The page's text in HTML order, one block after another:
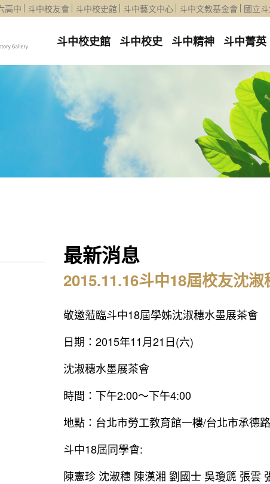
高中 斗中校友會 斗中校史館 斗中藝文中心 斗中文教基金會 國立
斗中校史館 斗中校史 斗中精神 斗中菁英
最新消息
2015.11.16斗中18屆校友沈
敬邀蒞臨斗中18屆學姊沈淑穗水墨展茶會
日期：2015年11月21日(六)
沈淑穗水墨展茶會
時間：下午2:00〜下午4:00
地點：台北市勞工教育館一樓/台北市承德
斗中18屆同學會:
陳憲珍 沈淑穗 陳漢湘 劉國士 吳瓊篪 張雲